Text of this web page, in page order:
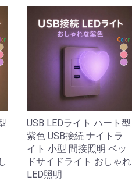
USB LEDライト ハート型
紫色 USB接続 ナイトラ
イト 小型 間接照明 ベッ
ドサイドライト おしゃれ
LED照明